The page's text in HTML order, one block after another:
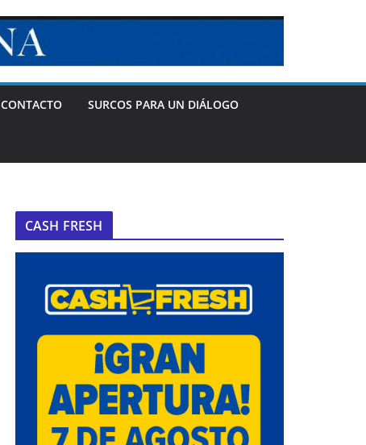
CONTACTO SURCOS PARA UN DIÁLOGO
CASH FRESH